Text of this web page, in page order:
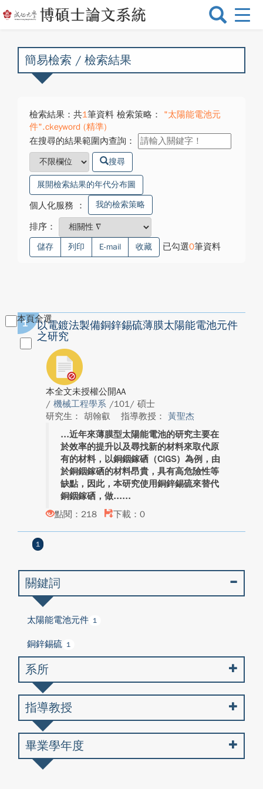
選
換
簡易檢索 / 檢索結果
檢索結果：共1筆資料 檢索策略：
"太陽能電池元
件".ckeyword (精準)
在搜尋的結果範圍內查詢：
搜尋
展開檢索結果的年代分布圖
個人化服務 ： 我的檢索策略
排序：
儲存 列印 E-mail 收藏 已勾選0筆資料
本頁全選
1
以電鍍法製備銅鋅錫硫薄膜太陽能電池元件
之研究
本全文未授權公開AA
/ 機械工程學系 /101/ 碩士
研究生： 胡翰叡
指導教授： 黃聖杰
近年來薄膜型太陽能電池的研究主要在
於效率的提升以及尋找新的材料來取代原
有的材料，以銅銦鎵硒（CIGS）為例，由
於銅銦鎵硒的材料昂貴，具有高危險性等
缺點，因此，本研究使用銅鋅錫硫來替代
銅銦鎵硒，做...
點閱：218
下載：0
1
關鍵詞
太陽能電池元件 1
銅鋅錫硫 1
系所
指導教授
畢業學年度